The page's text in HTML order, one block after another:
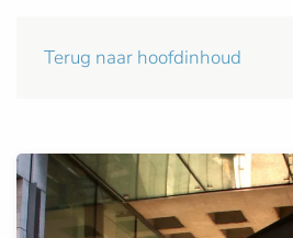
Terug naar hoofdinhoud